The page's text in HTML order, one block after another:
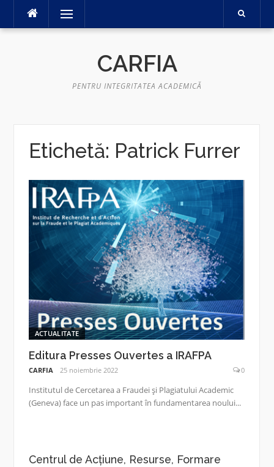
conținut
Meniu
CARFIA
PENTRU INTEGRITATEA ACADEMICĂ
Etichetă: Patrick Furrer
ACTUALITATE
Editura Presses Ouvertes a IRAFPA
CARFIA 25 noiembrie 2022 0
Institutul de Cercetarea a Fraudei și Plagiatului Academic
(Geneva) face un pas important în fundamentarea noului...
Centrul de Acțiune, Resurse, Formare